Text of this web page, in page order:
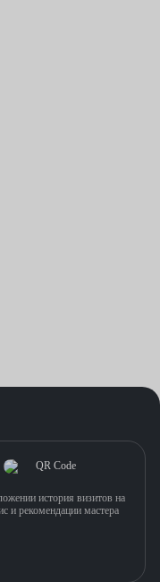
история визитов на
и рекомендации мастера